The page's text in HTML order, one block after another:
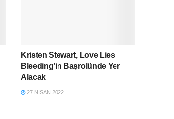
Kristen Stewart, Love Lies
Bleeding’in Başrolünde Yer
Alacak
27 NISAN 2022